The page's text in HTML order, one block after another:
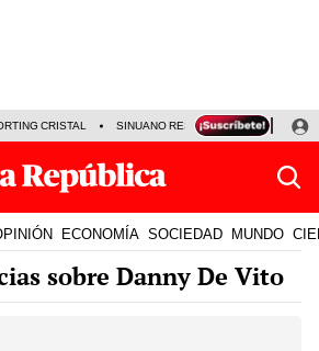
CRISTAL SINUANO RESULTADOS HOY
ECONOMÍA SOCIEDAD MUNDO
sobre Danny De Vito